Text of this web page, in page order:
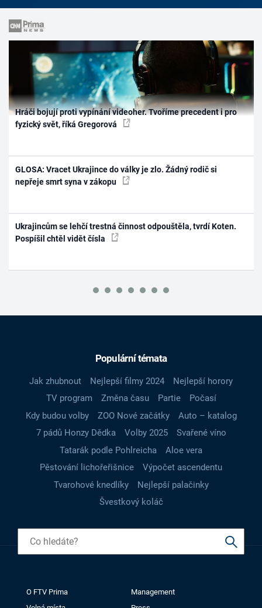
Hráči bojují proti vypínání videoher. Tvoříme precedent i pro
fyzický svět, říká Gregorová
GLOSA: Vracet Ukrajince do války je zlo. Žádný rodič si
nepřeje smrt syna v zákopu
Ukrajincům se lehčí trestná činnost odpouštěla, tvrdí Koten.
Pospíšil chtěl vidět čísla
Populární témata
Jak zhubnout Nejlepší filmy 2024
Nejlepší horory
TV program
Změna času Partie
Počasí
Kdy budou volby
ZOO Nové začátky
Auto – katalog
7 pádů Honzy Dědka
Volby 2025
Svařené víno
Tatarák podle Pohlreicha
Aloe vera
Pěstování lichořeřišnice
Výpočet ascendentu
Tvarohové knedlíky
Nejlepší palačinky
Švestkový koláč
O FTV Prima
Management